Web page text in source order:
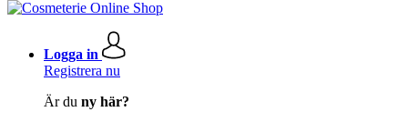
Logga in
Registrera nu
Är du ny här?